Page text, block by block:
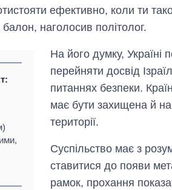
ефективно, коли ти
наголосив політолог.
На його думку, Україні
перейняти досвід
питаннях безпеки.
має бути захищена й
території.
Суспільство має з
ставитися до появи
рамок, прохання